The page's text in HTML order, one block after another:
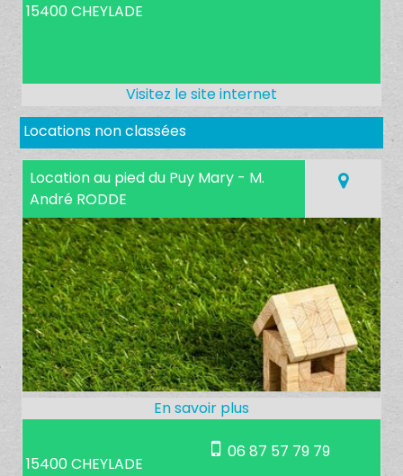
15400 CHEYLADE
Locations non classées
Location au pied du Puy Mary - M.
André RODDE
15400 CHEYLADE
06 87 57 79 79